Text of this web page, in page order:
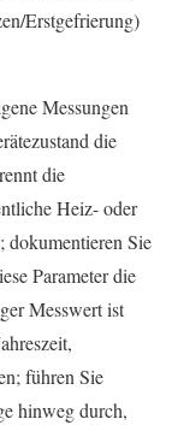
Erstgefrierung)
Messungen
die
die
Heiz- oder
dokumentieren Sie
Parameter die
Messwert ist
führen Sie
hinweg durch,